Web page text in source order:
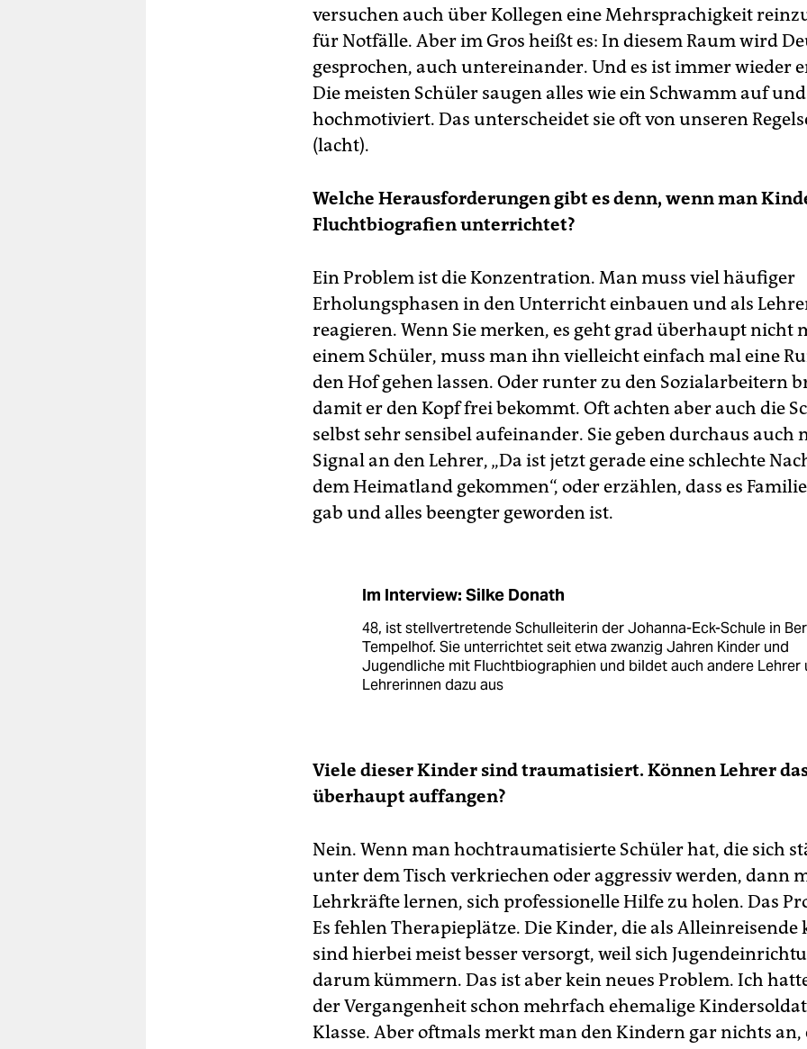
versuchen auch über Kollegen eine Mehrsprachigkeit
für Notfälle. Aber im Gros heißt es: In diesem Raum wird
gesprochen, auch untereinander. Und es ist immer wieder
Die meisten Schüler saugen alles wie ein Schwamm auf
hochmotiviert. Das unterscheidet sie oft von unseren
(lacht).
Welche Herausforderungen gibt es denn, wenn man
Fluchtbiografien unterrichtet?
Ein Problem ist die Konzentration. Man muss viel häufiger
Erholungsphasen in den Unterricht einbauen und als
reagieren. Wenn Sie merken, es geht grad überhaupt nicht
einem Schüler, muss man ihn vielleicht einfach mal eine
den Hof gehen lassen. Oder runter zu den Sozialarbeitern
damit er den Kopf frei bekommt. Oft achten aber auch die
selbst sehr sensibel aufeinander. Sie geben durchaus auch
Signal an den Lehrer, „Da ist jetzt gerade eine schlechte
dem Heimatland gekommen“, oder erzählen, dass es
gab und alles beengter geworden ist.
Im Interview: Silke Donath
48, ist stellvertretende Schulleiterin der Johanna-Eck-Schule in
Tempelhof. Sie unterrichtet seit etwa zwanzig Jahren Kinder und
Jugendliche mit Fluchtbiographien und bildet auch andere Lehrer
Lehrerinnen dazu aus
Viele dieser Kinder sind traumatisiert. Können Lehrer
überhaupt auffangen?
Nein. Wenn man hochtraumatisierte Schüler hat, die sich
unter dem Tisch verkriechen oder aggressiv werden, dann
Lehrkräfte lernen, sich professionelle Hilfe zu holen. Das
Es fehlen Therapieplätze. Die Kinder, die als Alleinreisende
sind hierbei meist besser versorgt, weil sich
darum kümmern. Das ist aber kein neues Problem. Ich
der Vergangenheit schon mehrfach ehemalige
Klasse. Aber oftmals merkt man den Kindern gar nichts an,